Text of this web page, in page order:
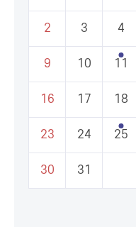
2 3 4
9 10 11
16 17 18
23 24 25
30 31